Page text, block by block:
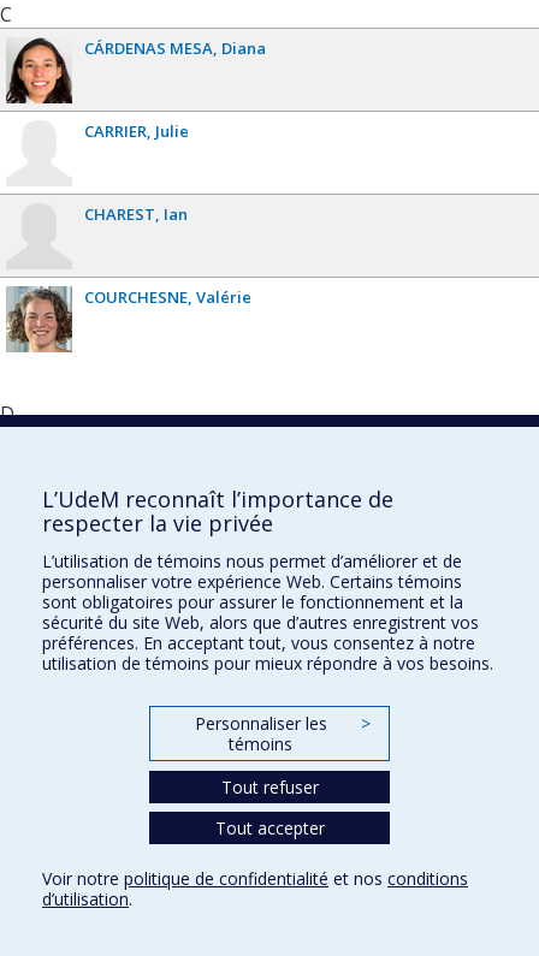
C
CÁRDENAS MESA Diana
CARRIER Julie
CHAREST Ian
COURCHESNE Valérie
D
DAGENAIS Christian
DAIGNEAULT Isabelle
Simone
L’UdeM reconnaît l’importance de
respecter la vie privée
L’utilisation de témoins nous permet d’améliorer et de
personnaliser votre expérience Web. Certains témoins
sont obligatoires pour assurer le fonctionnement et la
sécurité du site Web, alors que d’autres enregistrent vos
préférences. En acceptant tout, vous consentez à notre
utilisation de témoins pour mieux répondre à vos besoins.
Personnaliser les
témoins
>
Tout refuser
Tout accepter
Voir notre politique de confidentialité et nos conditions
d’utilisation.